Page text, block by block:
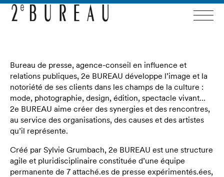
Bureau de presse, agence-conseil en influence et
relations publiques, 2e BUREAU développe l’image et la
notoriété de ses clients dans les champs de la culture :
mode, photographie, design, édition, spectacle vivant…
2e BUREAU aime créer des synergies et des rencontres,
au service des organisations, des causes et des artistes
qu’il représente.
Créé par Sylvie Grumbach, 2e BUREAU est une structure
agile et pluridisciplinaire constituée d’une équipe
permanente de 7 attaché.es de presse expérimentés.ées,